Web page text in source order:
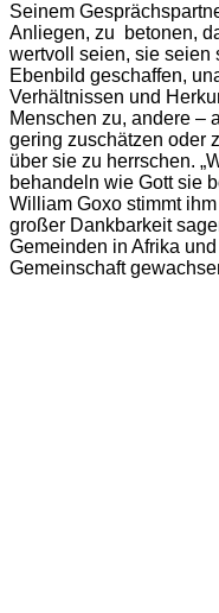
Seinem
Anliegen, zu betonen,
wertvoll seien, sie seien
Ebenbild geschaffen,
Verhältnissen und
Menschen zu, andere –
gering zuschätzen oder
über sie zu herrschen.
behandeln wie Gott sie
William Goxo stimmt
großer Dankbarkeit
Gemeinden in Afrika
Gemeinschaft